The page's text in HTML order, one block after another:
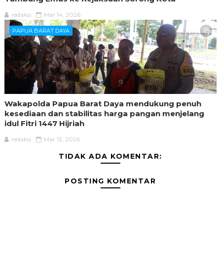
redaksi Mar 14, 2026
PAPUA BARAT DAYA
Wakapolda Papua Barat Daya mendukung penuh
kesediaan dan stabilitas harga pangan menjelang
idul Fitri 1447 Hijriah
redaksi Mar 13, 2026
TIDAK ADA KOMENTAR:
POSTING KOMENTAR